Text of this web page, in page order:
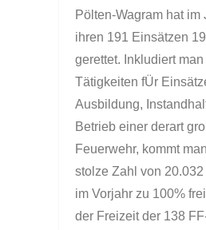
Pölten-Wagram hat im
ihren 191 Einsätzen
gerettet. Inkludiert
Tätigkeiten fÜr
Ausbildung,
Betrieb einer derart
Feuerwehr, kommt
stolze Zahl von
im Vorjahr zu 100%
der Freizeit der 138